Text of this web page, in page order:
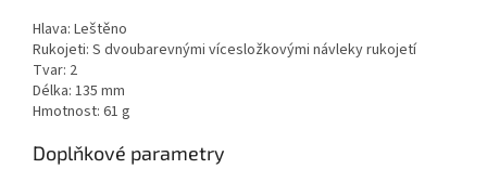
Hlava: Leštěno
Rukojeti: S dvoubarevnými vícesložkovými návleky rukojetí
Tvar: 2
Délka: 135 mm
Hmotnost: 61 g
Doplňkové parametry